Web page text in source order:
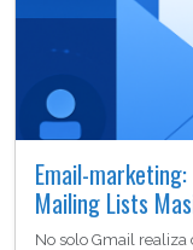
Email-
Mailing Lists
No solo Gmail